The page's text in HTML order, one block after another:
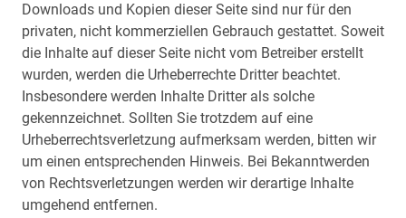
Downloads und Kopien dieser Seite sind nur für den
privaten, nicht kommerziellen Gebrauch gestattet. Soweit
die Inhalte auf dieser Seite nicht vom Betreiber erstellt
wurden, werden die Urheberrechte Dritter beachtet.
Insbesondere werden Inhalte Dritter als solche
gekennzeichnet. Sollten Sie trotzdem auf eine
Urheberrechtsverletzung aufmerksam werden, bitten wir
um einen entsprechenden Hinweis. Bei Bekanntwerden
von Rechtsverletzungen werden wir derartige Inhalte
umgehend entfernen.